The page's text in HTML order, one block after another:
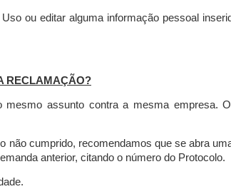
ou editar alguma informação pessoal
RECLAMAÇÃO?
assunto contra a mesma empresa.
cumprido, recomendamos que se abra
anterior, citando o número do Protocolo.